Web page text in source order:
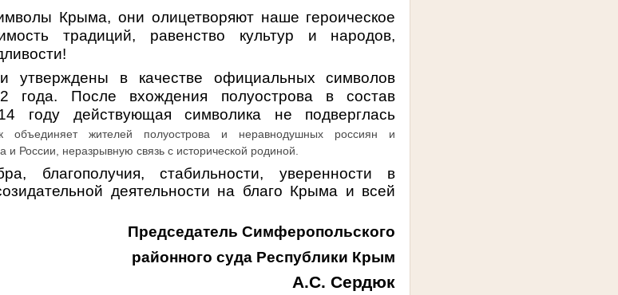
Крыма, они олицетворяют наше героическое
традиций, равенство культур и народов,
в качестве официальных символов
года. После вхождения полуострова в состав
году действующая символика не подверглась
объединяет жителей полуострова и неравнодушных россиян и
России, неразрывную связь с исторической родиной.
благополучия, стабильности, уверенности в
деятельности на благо Крыма и всей
Председатель Симферопольского
районного суда Республики Крым
А.С. Сердюк